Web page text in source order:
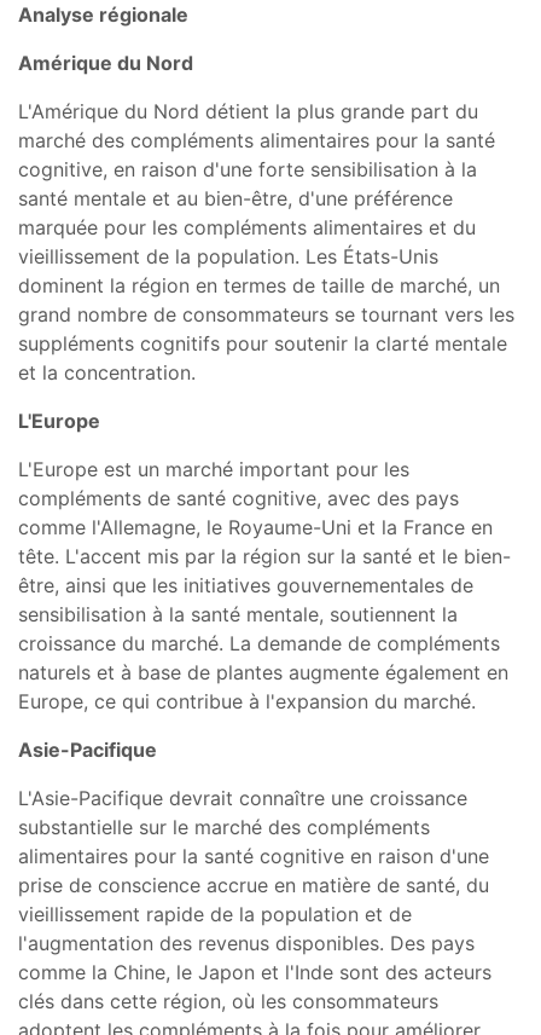
Analyse régionale
Amérique du Nord
L'Amérique du Nord détient la plus grande part du
marché des compléments alimentaires pour la santé
cognitive, en raison d'une forte sensibilisation à la
santé mentale et au bien-être, d'une préférence
marquée pour les compléments alimentaires et du
vieillissement de la population. Les États-Unis
dominent la région en termes de taille de marché, un
grand nombre de consommateurs se tournant vers les
suppléments cognitifs pour soutenir la clarté mentale
et la concentration.
L'Europe
L'Europe est un marché important pour les
compléments de santé cognitive, avec des pays
comme l'Allemagne, le Royaume-Uni et la France en
tête. L'accent mis par la région sur la santé et le bien-
être, ainsi que les initiatives gouvernementales de
sensibilisation à la santé mentale, soutiennent la
croissance du marché. La demande de compléments
naturels et à base de plantes augmente également en
Europe, ce qui contribue à l'expansion du marché.
Asie-Pacifique
L'Asie-Pacifique devrait connaître une croissance
substantielle sur le marché des compléments
alimentaires pour la santé cognitive en raison d'une
prise de conscience accrue en matière de santé, du
vieillissement rapide de la population et de
l'augmentation des revenus disponibles. Des pays
comme la Chine, le Japon et l'Inde sont des acteurs
clés dans cette région, où les consommateurs
adoptent les compléments à la fois pour améliorer